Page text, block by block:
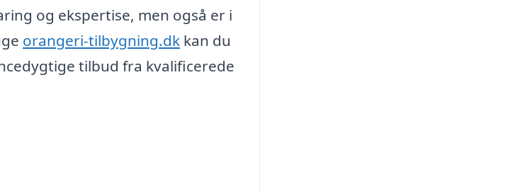
og ekspertise, men også er i
orangeri-tilbygning.dk kan du
tilbud fra kvalificerede